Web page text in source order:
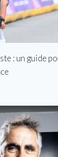
: un guide